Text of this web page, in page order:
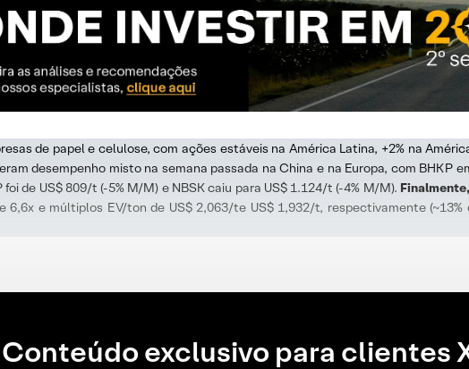
de papel e celulose, com ações estáveis ​​na América Latina, +2% na
desempenho misto na semana passada na China e na Europa, com BHKP
de US$ 809/t (-5% M/M) e NBSK caiu para US$ 1.124/t (-4% M/M).
6,6x e múltiplos EV/ton de US$ 2,063/te US$ 1,932/t, respectivamente
Conteúdo exclusivo para clientes